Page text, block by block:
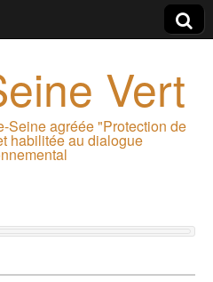
Vert
Seine agréée "Protection de
habilitée au dialogue